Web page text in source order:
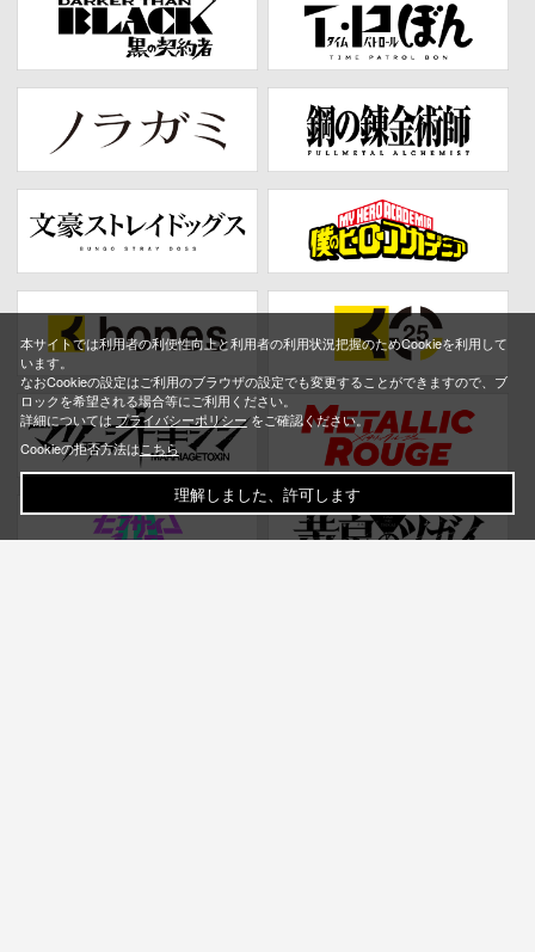
本サイトでは利用者の利便性向上と利用者の利用状況把握のためCookieを利用して
います。
なおCookieの設定はご利用のブラウザの設定でも変更することができますので、ブ
ロックを希望される場合等にご利用ください。
詳細については プライバシーポリシーをご確認ください。
Cookieの拒否方法はこちら
理解しました、許可します